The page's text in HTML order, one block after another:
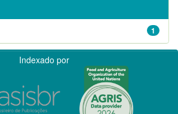
1
Indexado por